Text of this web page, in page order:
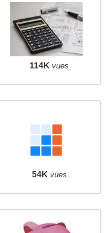
114K vues
54K vues